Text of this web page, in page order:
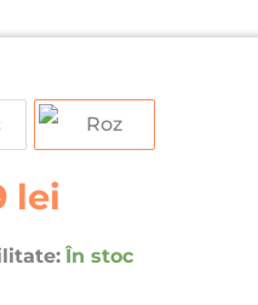
lei
În stoc